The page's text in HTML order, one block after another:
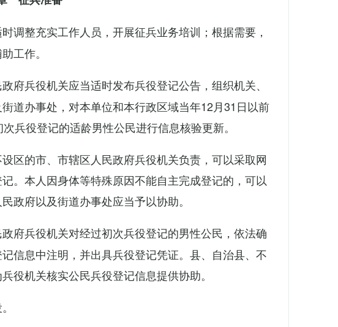
调整充实工作人员，开展征兵业务培训；根据需要，
工作。
府兵役机关应当适时发布兵役登记公告，组织机关、
道办事处，对本单位和本行政区域当年12月31日以前
兵役登记的适龄男性公民进行信息核验更新。
区的市、市辖区人民政府兵役机关负责，可以采取网
。本人因身体等特殊原因不能自主完成登记的，可以
政府以及街道办事处应当予以协助。
府兵役机关对经过初次兵役登记的男性公民，依法确
信息中注明，并出具兵役登记凭证。县、自治县、不
役机关核实公民兵役登记信息提供协助。